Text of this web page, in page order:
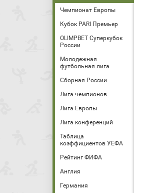
Чемпионат Европы
Кубок PARI Премьер
OLIMPBET Суперкубок
России
Молодежная
футбольная лига
Сборная России
Лига чемпионов
Лига Европы
Лига конференций
Таблица
коэффициентов УЕФА
Рейтинг ФИФА
Англия
Германия